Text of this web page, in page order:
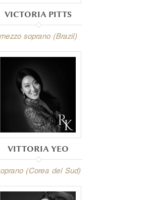
VICTORIA PITTS
mezzo soprano (Brazil)
VITTORIA YEO
(Corea del Sud)